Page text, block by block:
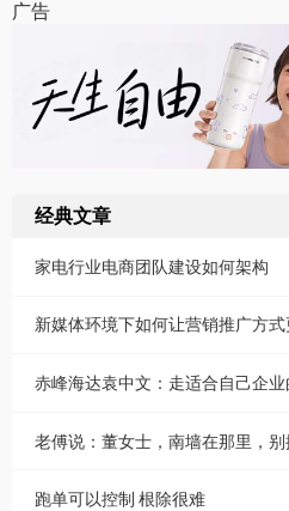
广告
经典文章
家电行业电商团队建设如何架构
新媒体环境下如何让营销推广方
赤峰海达袁中文：走适合自己企
老傅说：董女士，南墙在那里，别
跑单可以控制 根除很难